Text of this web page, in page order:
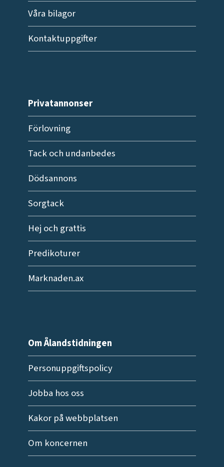
Våra bilagor
Kontaktuppgifter
Privatannonser
Förlovning
Tack och undanbedes
Dödsannons
Sorgtack
Hej och grattis
Predikoturer
Marknaden.ax
Om Ålandstidningen
Personuppgiftspolicy
Jobba hos oss
Kakor på webbplatsen
Om koncernen